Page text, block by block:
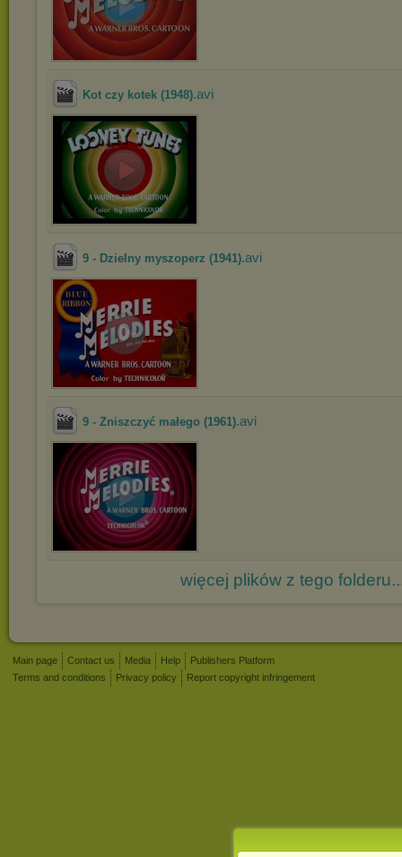
Kot czy kotek (1948).avi
9 - Dzielny myszoperz (1941).avi
9 - Zniszczyć małego (1961).avi
więcej plików z tego
Main page Contact us Media Help
Publishers Platform
Terms and conditions
Privacy policy Report copyright infringement